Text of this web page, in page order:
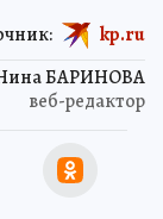
БАРИНОВА
веб-редактор
kp.ru